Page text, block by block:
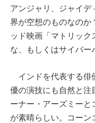
アンジャリ、ジャイ
界が空想のものなのか
ッド映画「マトリッ
な、もしくはサイバー
インドを代表する俳
優の演技にも自然と
ーナー・アーズミー
が素晴らしい。コーン